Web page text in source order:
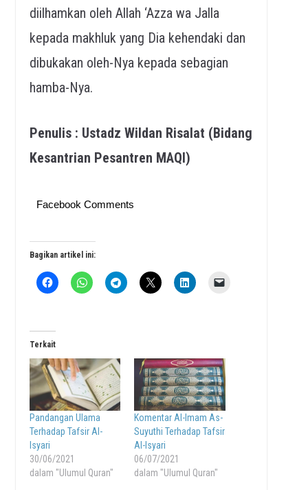
diilhamkan oleh Allah ‘Azza wa Jalla
kepada makhluk yang Dia kehendaki dan
dibukakan oleh-Nya kepada sebagian
hamba-Nya.
Penulis : Ustadz Wildan Risalat (Bidang
Kesantrian Pesantren MAQI)
Facebook Comments
Bagikan artikel ini:
Terkait
Pandangan Ulama
Terhadap Tafsir Al-
Isyari
30/06/2021
dalam "Ulumul Quran"
Komentar Al-Imam As-
Suyuthi Terhadap Tafsir
Al-Isyari
06/07/2021
dalam "Ulumul Quran"